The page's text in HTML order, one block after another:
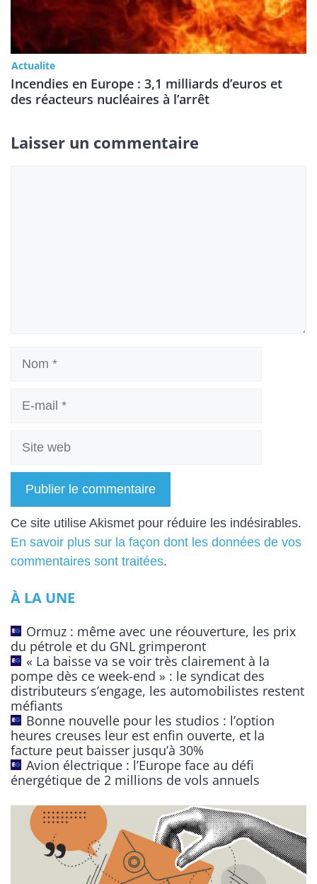
Actualite
Incendies en Europe : 3,1 milliards d’euros et
des réacteurs nucléaires à l’arrêt
Laisser un commentaire
A
l
t
r
a
t
i
v
e
:
Ce site utilise Akismet pour réduire les indésirables.
En savoir plus sur la façon dont les données de vos
commentaires sont traitées.
À LA UNE
Ormuz : même avec une réouverture, les prix
du pétrole et du GNL grimperont
« La baisse va se voir très clairement à la
pompe dès ce week-end » : le syndicat des
distributeurs s’engage, les automobilistes restent
méfiants
Bonne nouvelle pour les studios : l’option
heures creuses leur est enfin ouverte, et la
facture peut baisser jusqu’à 30%
Avion électrique : l’Europe face au défi
énergétique de 2 millions de vols annuels